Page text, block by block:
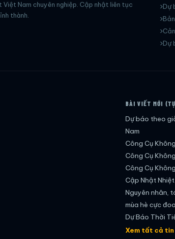
Nam chuyên nghiệp. Cập nhật liên tục
thành.
Dự
Dự
BÀI VIẾT MỚI
Dự báo theo
Nam
Công Cụ
Công Cụ
Công Cụ
Cập Nhật
Nguyên nhân,
mùa hè cực
Dự Báo Thời
Xác Nhất
Xem tất cả